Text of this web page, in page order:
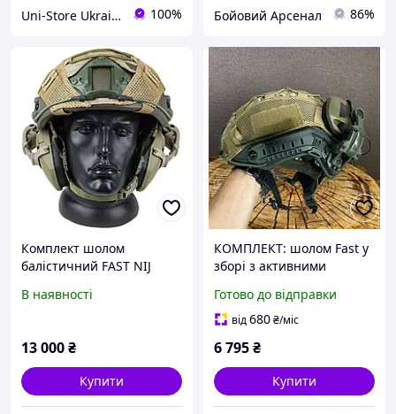
Uni-Store Ukraine 100% Бойовий Арсенал 86%
Комплект шолом
балістичний FAST NIJ
навушники Walker's Razor
В наявності
13 000₴
Купити
КОМПЛЕКТ: шолом Fast у
зборі з активними
кріплення чебурашка та
кавер.
Готово до відправки
від680₴/міс
6 795₴
Купити